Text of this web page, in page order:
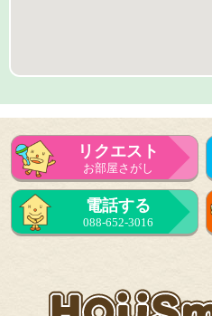
リクエスト
お部屋さがし
電話する
088-652-3016